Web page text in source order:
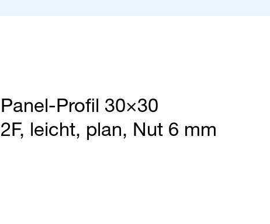
Anmelden
Panel-Profil 30×30
2F, leicht, plan, Nut 6 mm